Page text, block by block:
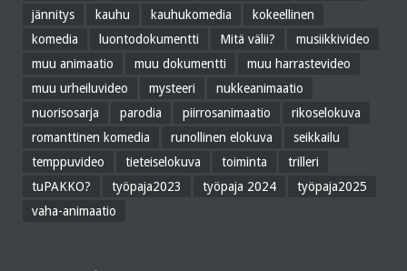
jännitys
kauhu kauhukomedia
kokeellinen
komedia
luontodokumentti Mitä välii?
musiikkivideo
muu animaatio
muu dokumentti
muu harrastevideo
muu urheiluvideo
mysteeri
nukkeanimaatio
nuorisosarja
parodia piirrosanimaatio
rikoselokuva
romanttinen komedia
runollinen elokuva
seikkailu
temppuvideo
tieteiselokuva toiminta
trilleri
tuPAKKO?
työpaja2023 työpaja 2024
työpaja2025
vaha-animaatio